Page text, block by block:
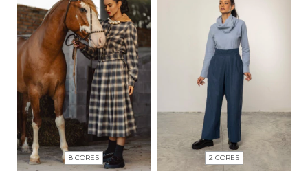
8 CORES 2 CORES